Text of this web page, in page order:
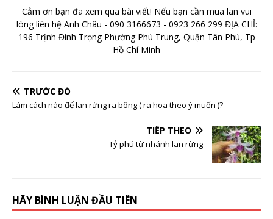
Cảm ơn bạn đã xem qua bài viết! Nếu bạn cần mua lan vui
lòng liên hệ Anh Châu - 090 3166673 - 0923 266 299 ĐỊA CHỈ:
196 Trịnh Đình Trọng Phường Phú Trung, Quận Tân Phú, Tp
Hồ Chí Minh
TRƯỚC ĐÓ
Làm cách nào để lan rừng ra bông ( ra hoa theo ý muốn )?
TIẾP THEO
Tỷ phú từ nhánh lan rừng
HÃY BÌNH LUẬN ĐẦU TIÊN